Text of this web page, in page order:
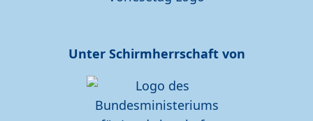
Unter Schirmherrschaft von